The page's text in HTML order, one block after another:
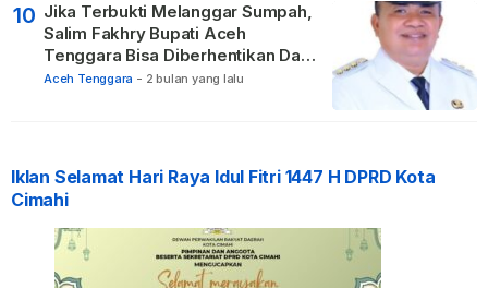
10 Jika Terbukti Melanggar Sumpah,
Salim Fakhry Bupati Aceh
Tenggara Bisa Diberhentikan Dari
Jabatannya
Aceh Tenggara - 2 bulan yang lalu
Iklan Selamat Hari Raya Idul Fitri 1447 H DPRD Kota
Cimahi